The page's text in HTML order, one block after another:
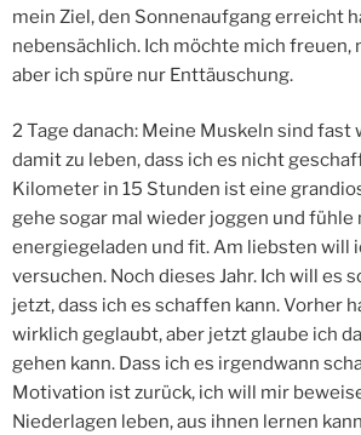
mein Ziel, den Sonnenaufgang erreicht
nebensächlich. Ich möchte mich freuen,
aber ich spüre nur Enttäuschung.
2 Tage danach: Meine Muskeln sind fast
damit zu leben, dass ich es nicht
Kilometer in 15 Stunden ist eine
gehe sogar mal wieder joggen und fühle
energiegeladen und fit. Am liebsten will
versuchen. Noch dieses Jahr. Ich will es
jetzt, dass ich es schaffen kann. Vorher
wirklich geglaubt, aber jetzt glaube ich
gehen kann. Dass ich es irgendwann
Motivation ist zurück, ich will mir
Niederlagen leben, aus ihnen lernen